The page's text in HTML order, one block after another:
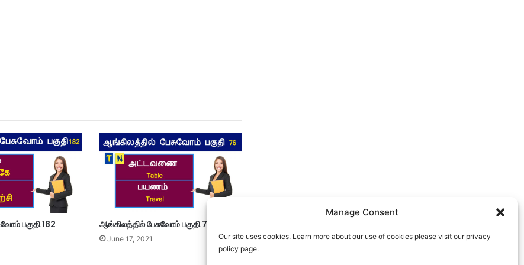
Manage Consent
Our site uses cookies. Learn more about our use of cookies please visit our privacy
policy page.
பகுதி 182 ஆங்கிலத்தில் பேசுவோம் பகுதி 76
June 17, 2021